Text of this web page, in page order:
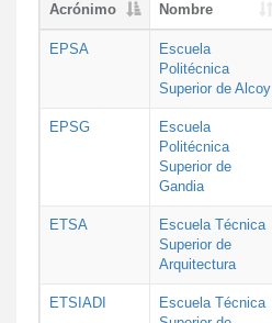
Acrónimo Nombre
EPSA
Escuela
Politécnica
Superior de Alcoy
EPSG
Escuela
Politécnica
Superior de
Gandia
ETSA
Escuela Técnica
Superior de
Arquitectura
ETSIADI
Escuela Técnica